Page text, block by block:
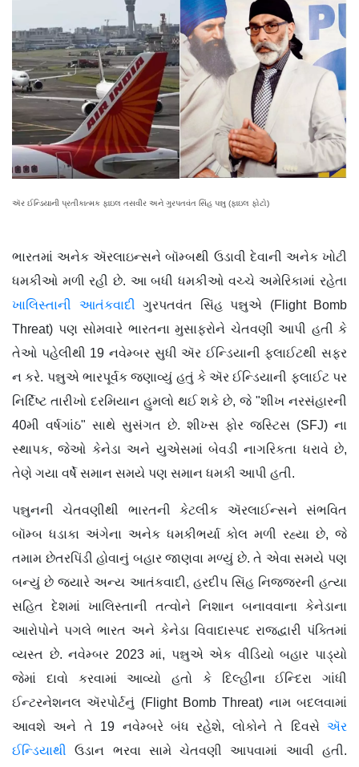
ઍર ઈન્ડિયાની પ્રતીકાત્મક ફાઇલ તસવીર અને ગુરપતવંત સિંહ પન્નુ (ફાઇલ ફોટો)
ભારતમાં અનેક ઍરલાઇન્સને બૉમ્બથી ઉડાવી દેવાની અનેક ખોટી
ધમકીઓ મળી રહી છે. આ બધી ધમકીઓ વચ્ચે અમેરિકામાં રહેતા
ખાલિસ્તાની આતંકવાદી ગુરપતવંત સિંહ પન્નુએ (Flight Bomb
Threat) પણ સોમવારે ભારતના મુસાફરોને ચેતવણી આપી હતી કે
તેઓ પહેલીથી 19 નવેમ્બર સુધી ઍર ઈન્ડિયાની ફ્લાઈટથી સફર
ન કરે. પન્નુએ ભારપૂર્વક જણાવ્યું હતું કે ઍર ઈન્ડિયાની ફ્લાઈટ પર
નિર્દિષ્ટ તારીખો દરમિયાન હુમલો થઈ શકે છે, જે "શીખ નરસંહારની
40મી વર્ષગાંઠ" સાથે સુસંગત છે. શીખ્સ ફોર જસ્ટિસ (SFJ) ના
સ્થાપક, જેઓ કેનેડા અને યુએસમાં બેવડી નાગરિકતા ધરાવે છે,
તેણે ગયા વર્ષે સમાન સમયે પણ સમાન ધમકી આપી હતી.
પન્નુનની ચેતવણીથી ભારતની કેટલીક ઍરલાઈન્સને સંભવિત
બૉમ્બ ધડાકા અંગેના અનેક ધમકીભર્યા કોલ મળી રહ્યા છે, જે
તમામ છેતરપિંડી હોવાનું બહાર જાણવા મળ્યું છે. તે એવા સમયે પણ
બન્યું છે જ્યારે અન્ય આતંકવાદી, હરદીપ સિંહ નિજ્જરની હત્યા
સહિત દેશમાં ખાલિસ્તાની તત્વોને નિશાન બનાવવાના કેનેડાના
આરોપોને પગલે ભારત અને કેનેડા વિવાદાસ્પદ રાજદ્વારી પંક્તિમાં
વ્યસ્ત છે. નવેમ્બર 2023 માં, પન્નુએ એક વીડિયો બહાર પાડ્યો
જેમાં દાવો કરવામાં આવ્યો હતો કે દિલ્હીના ઈન્દિરા ગાંધી
ઈન્ટરનેશનલ ઍરપોર્ટનું (Flight Bomb Threat) નામ બદલવામાં
આવશે અને તે 19 નવેમ્બરે બંધ રહેશે, લોકોને તે દિવસે ઍર
ઈન્ડિયાથી ઉડાન ભરવા સામે ચેતવણી આપવામાં આવી હતી.